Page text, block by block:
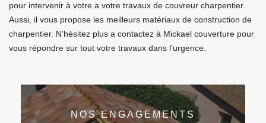
pour intervenir à votre a votre travaux de couvreur charpentier.
Aussi, il vous propose les meilleurs matériaux de construction de
charpentier. N’hésitez plus a contactez à Mickael couverture pour
vous répondre sur tout votre travaux dans l’urgence.
NOS ENGAGEMENTS